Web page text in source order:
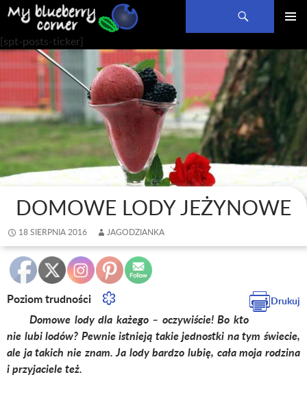
Szukaj
PRZEJDŹ
DO
TREŚCI
[spt-posts-ticker]
DOMOWE LODY JEŻYNOWE
18 SIERPNIA 2016 JAGODZIANKA
Drukuj
Poziom trudności
Domowe lody dla każego – oczywiście! Bo kto
nie lubi lodów? Pewnie istnieją takie jednostki na tym świecie,
ale ja takich nie znam. Ja lody bardzo lubię, cała moja rodzina
i przyjaciele też.